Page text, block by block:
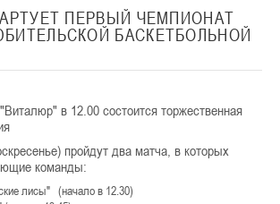
ПЕРВЫЙ ЧЕМПИОНАТ
БАСКЕТБОЛЬНОЙ
в 12.00 состоится торжественная
пройдут два матча, в которых
команды:
лисы" (начало в 12.30)